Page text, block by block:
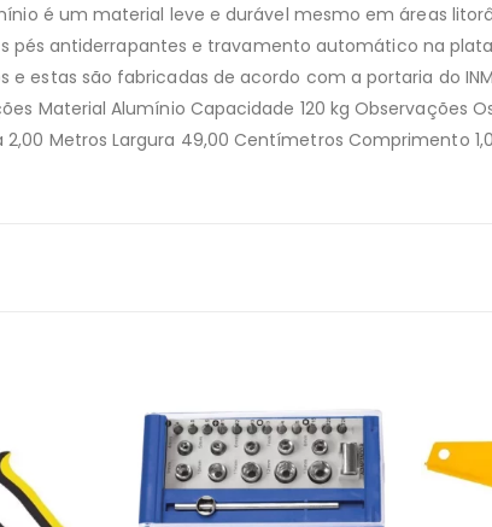
é um material leve e durável mesmo em áreas
pés antiderrapantes e travamento automático na
estas são fabricadas de acordo com a portaria do
Material Alumínio Capacidade 120 kg Observações
Metros Largura 49,00 Centímetros Comprimento